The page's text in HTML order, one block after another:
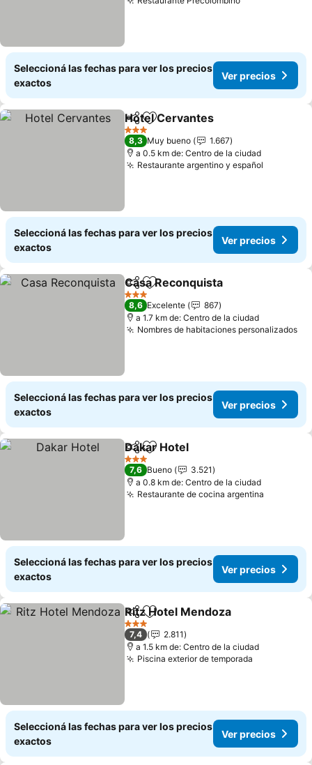
Ver precios
Seleccioná las fechas para ver los precios
exactos
Ver precios
CompartirAñadir a favoritos
Hotel Cervantes
3 Estrellas
8,3 Muy bueno
1.667
a 0.5 km de: Centro de la ciudad
Restaurante argentino y español
Seleccioná las fechas para ver los precios
exactos
Ver precios
CompartirAñadir a favoritos
Casa Reconquista
3 Estrellas
8,6 Excelente
867
a 1.7 km de: Centro de la ciudad
Nombres de habitaciones personalizados
Seleccioná las fechas para ver los precios
exactos
Ver precios
CompartirAñadir a favoritos
Dakar Hotel
3 Estrellas
7,6 Bueno
3.521
a 0.8 km de: Centro de la ciudad
Restaurante de cocina argentina
Seleccioná las fechas para ver los precios
exactos
Ver precios
CompartirAñadir a favoritos
Ritz Hotel Mendoza
3 Estrellas
7,4
2.811
a 1.5 km de: Centro de la ciudad
Piscina exterior de temporada
Seleccioná las fechas para ver los precios
exactos
Ver precios